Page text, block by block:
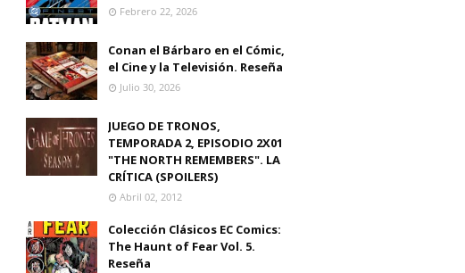
Febrero 22, 2026
Conan el Bárbaro en el Cómic,
el Cine y la Televisión. Reseña
Julio 30, 2026
JUEGO DE TRONOS,
TEMPORADA 2, EPISODIO 2X01
"THE NORTH REMEMBERS". LA
CRÍTICA (SPOILERS)
Abril 02, 2012
Colección Clásicos EC Comics:
The Haunt of Fear Vol. 5.
Reseña